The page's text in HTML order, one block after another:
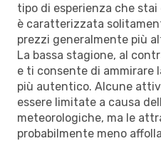
tipo di esperienza che stai
è caratterizzata
prezzi generalmente più
La bassa stagione, al
e ti consente di ammirare
più autentico. Alcune
essere limitate a causa
meteorologiche, ma le
probabilmente meno